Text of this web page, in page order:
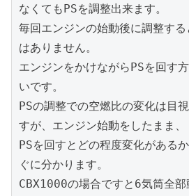
なくてもPSを調整出来ます。
毎回エンジンの始動後に調整する
はありません。
エンジンをかけながらPSを回す
いです。
PSの調整での空燃比の変化は目
すが、エンジン始動をしたまま、
PSを回すとどの程度変化がある
ぐに分かります。
CBX1000の場合ですと6気筒全